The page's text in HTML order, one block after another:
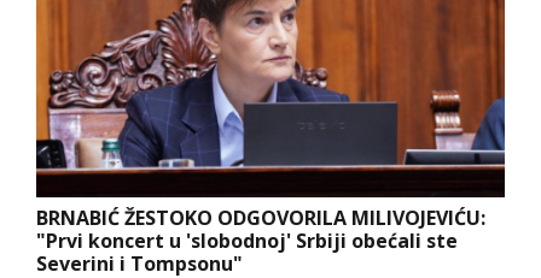
BRNABIĆ ŽESTOKO ODGOVORILA MILIVOJEVIĆU:
"Prvi koncert u 'slobodnoj' Srbiji obećali ste
Severini i Tompsonu"